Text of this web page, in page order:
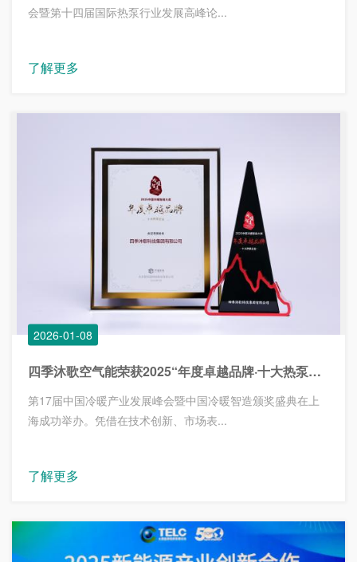
会暨第十四届国际热泵行业发展高峰论...
了解更多
2026-01-08
四季沐歌空气能荣获2025“年度卓越品牌·十大热泵企业”大奖
第17届中国冷暖产业发展峰会暨中国冷暖智造颁奖盛典在上
海成功举办。凭借在技术创新、市场表...
了解更多